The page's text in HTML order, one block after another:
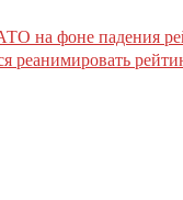
на фоне падения